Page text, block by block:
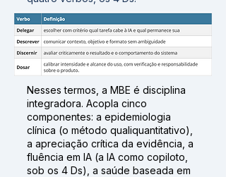
Nesses termos, a MBE é disciplina
integradora. Acopla cinco
componentes: a epidemiologia
clínica (o método qualiquantitativo),
a apreciação crítica da evidência, a
fluência em IA (a IA como copiloto,
sob os 4 Ds), a saúde baseada em